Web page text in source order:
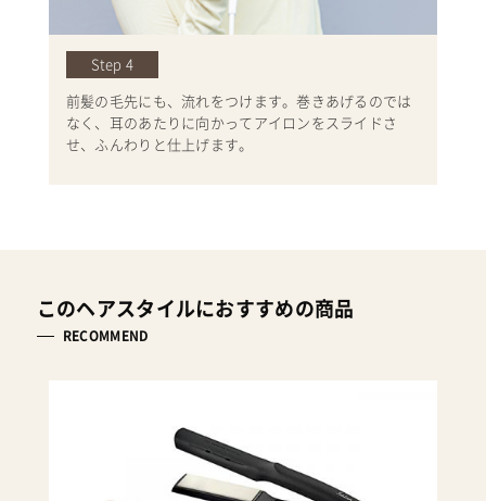
Step 4
前髪の毛先にも、流れをつけます。巻きあげるのでは
なく、耳のあたりに向かってアイロンをスライドさ
せ、ふんわりと仕上げます。
このヘアスタイルにおすすめの商品
RECOMMEND